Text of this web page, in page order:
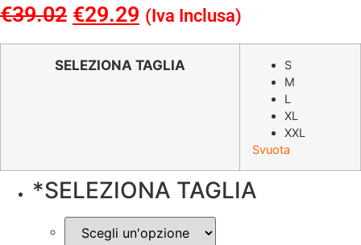
€39.02 Il
prezzo
originale
€29.29 Il
prezzo
attuale
(Iva Inclusa)
SELEZIONA TAGLIA
S
M
L
XL
XXL
Svuota
*SELEZIONA TAGLIA